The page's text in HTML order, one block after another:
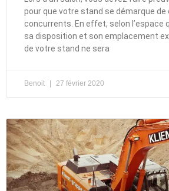
pour que votre stand se démarque de
concurrents. En effet, selon l’espace
sa disposition et son emplacement
de votre stand ne sera
Benoit 27 février 2020